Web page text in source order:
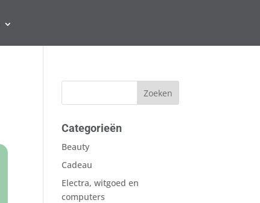
Categorieën
Beauty
Cadeau
Electra, witgoed en
computers